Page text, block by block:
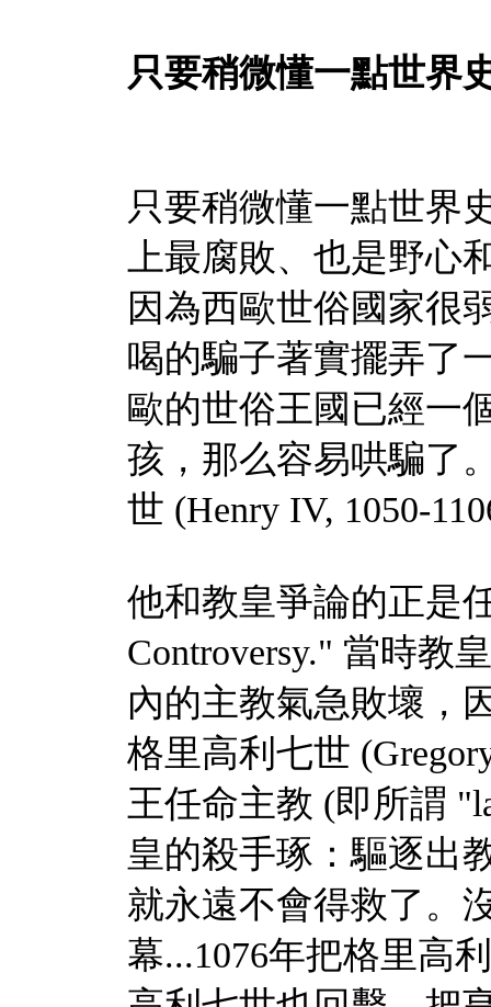
只要稍微懂一點世界
只要稍微懂一點世界
上最腐敗、也是野心
因為西歐世俗國家很
喝的騙子著實擺弄了
歐的世俗王國已經一
孩，那么容易哄騙了
世 (Henry IV, 1050-
他和教皇爭論的正是
Controversy." 當時教
內的主教氣急敗壞，
格里高利七世
王任命主教 (即所謂
皇的殺手琢：驅逐出
就永遠不會得救了。
幕...1076年把格里高